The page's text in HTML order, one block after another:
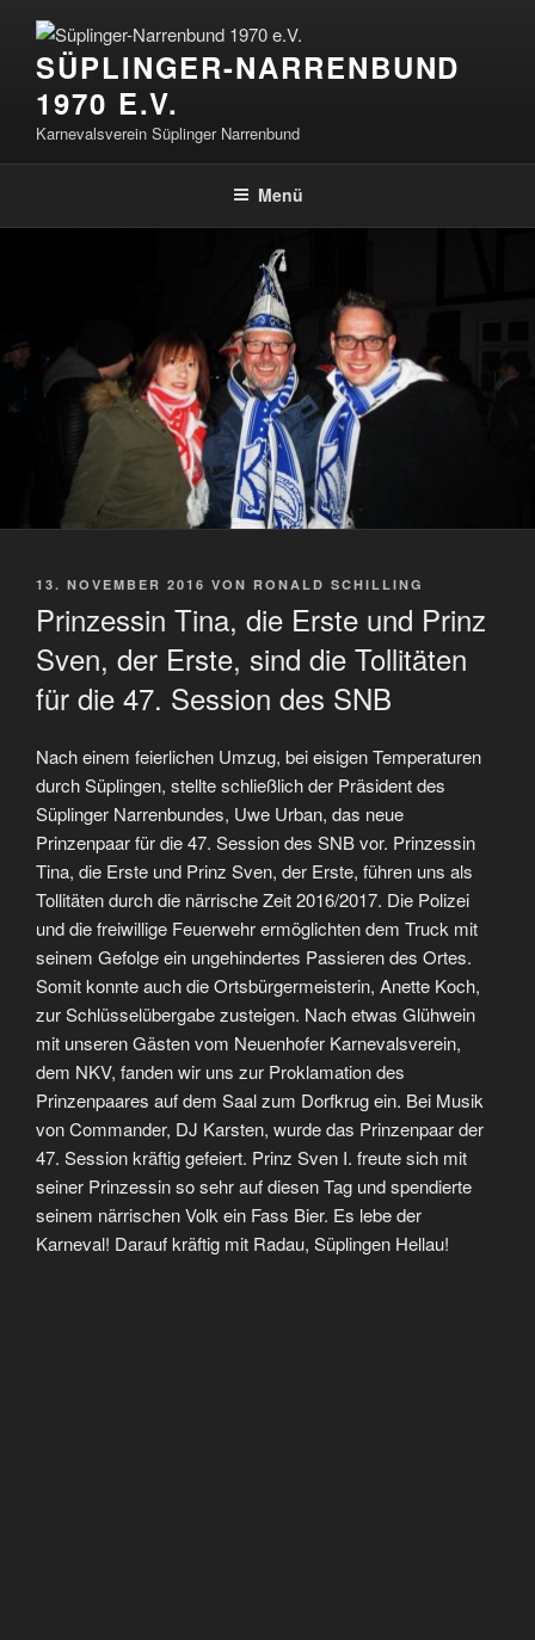
Inhalt
springenSÜPLINGER-NARRENBUND
1970 E.V.
Karnevalsverein Süplinger Narrenbund
Menü
VERÖFFENTLICHT
13. NOVEMBER 2016 VON RONALD SCHILLING
Prinzessin Tina, die Erste und Prinz
Sven, der Erste, sind die Tollitäten
für die 47. Session des SNB
Nach einem feierlichen Umzug, bei eisigen Temperaturen
durch Süplingen, stellte schließlich der Präsident des
Süplinger Narrenbundes, Uwe Urban, das neue
Prinzenpaar für die 47. Session des SNB vor. Prinzessin
Tina, die Erste und Prinz Sven, der Erste, führen uns als
Tollitäten durch die närrische Zeit 2016/2017. Die Polizei
und die freiwillige Feuerwehr ermöglichten dem Truck mit
seinem Gefolge ein ungehindertes Passieren des Ortes.
Somit konnte auch die Ortsbürgermeisterin, Anette Koch,
zur Schlüsselübergabe zusteigen. Nach etwas Glühwein
mit unseren Gästen vom Neuenhofer Karnevalsverein,
dem NKV, fanden wir uns zur Proklamation des
Prinzenpaares auf dem Saal zum Dorfkrug ein. Bei Musik
von Commander, DJ Karsten, wurde das Prinzenpaar der
47. Session kräftig gefeiert. Prinz Sven I. freute sich mit
seiner Prinzessin so sehr auf diesen Tag und spendierte
seinem närrischen Volk ein Fass Bier. Es lebe der
Karneval! Darauf kräftig mit Radau, Süplingen Hellau!